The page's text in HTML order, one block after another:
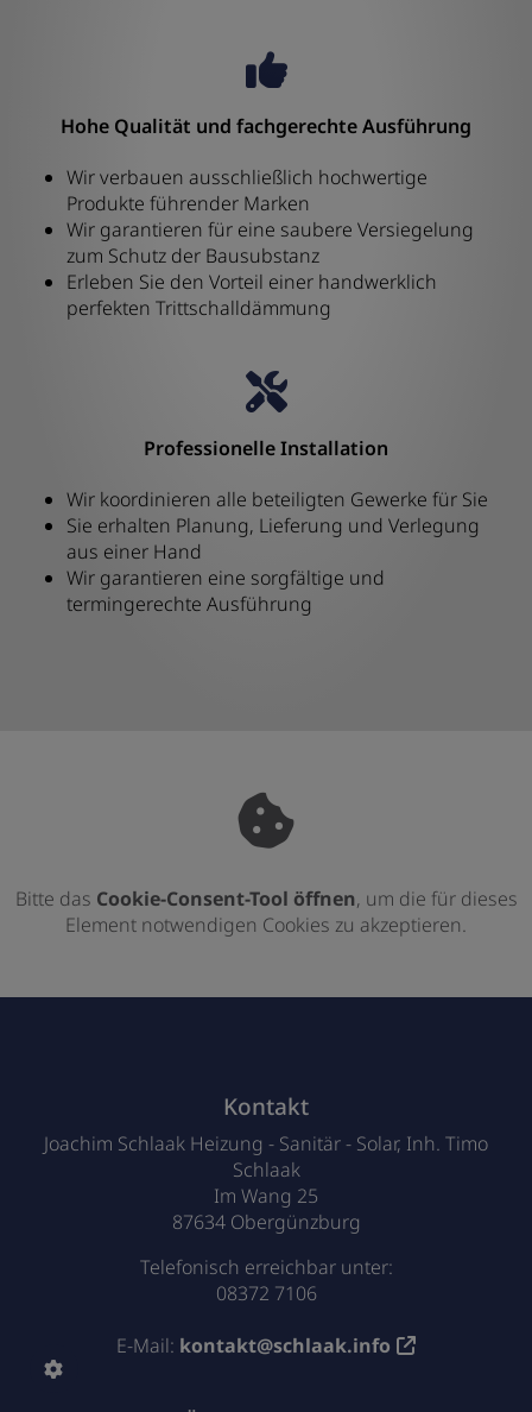
Hohe Qualität und fachgerechte Ausführung
Wir verbauen ausschließlich hochwertige
Produkte führender Marken
Wir garantieren für eine saubere Versiegelung
zum Schutz der Bausubstanz
Erleben Sie den Vorteil einer handwerklich
perfekten Trittschalldämmung
Professionelle Installation
Wir koordinieren alle beteiligten Gewerke für Sie
Sie erhalten Planung, Lieferung und Verlegung
aus einer Hand
Wir garantieren eine sorgfältige und
termingerechte Ausführung
Bitte das Cookie-Consent-Tool öffnen, um die für dieses
Element notwendigen Cookies zu akzeptieren.
Kontakt
Joachim Schlaak Heizung - Sanitär - Solar, Inh. Timo
Schlaak
Im Wang 25
87634 Obergünzburg
Telefonisch erreichbar unter:
08372 7106
E-Mail: kontakt@schlaak.info